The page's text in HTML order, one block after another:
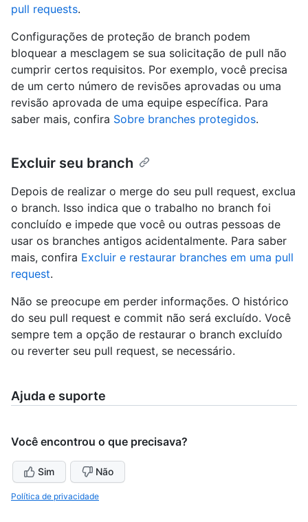
pull requests.
Configurações de proteção de branch podem
bloquear a mesclagem se sua solicitação de pull não
cumprir certos requisitos. Por exemplo, você precisa
de um certo número de revisões aprovadas ou uma
revisão aprovada de uma equipe específica. Para
saber mais, confira Sobre branches protegidos.
Excluir seu branch
Depois de realizar o merge do seu pull request, exclua
o branch. Isso indica que o trabalho no branch foi
concluído e impede que você ou outras pessoas de
usar os branches antigos acidentalmente. Para saber
mais, confira Excluir e restaurar branches em uma pull
request.
Não se preocupe em perder informações. O histórico
do seu pull request e commit não será excluído. Você
sempre tem a opção de restaurar o branch excluído
ou reverter seu pull request, se necessário.
Ajuda e suporte
Você encontrou o que precisava?
Sim Não
Política de privacidade